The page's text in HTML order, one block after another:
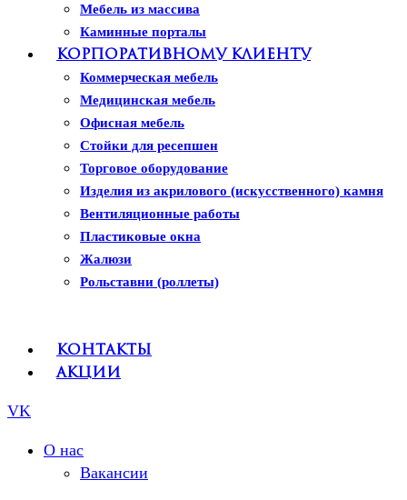
Мебель из массива
Каминные порталы
Камины Dimplex
Искусственный камень White Hills
Балконы ПВХ
Пластиковые окна
Жалюзи
Рулонные шторы
Корпоративному клиенту
Коммерческая мебель
Медицинская мебель
Офисная мебель
Стойки для ресепшен
Торговое оборудование
Изделия из акрилового (искусственного) камня
Вентиляционные работы
Пластиковые окна
Жалюзи
Рольставни (роллеты)
Контакты
Акции
VK
О нас
Вакансии